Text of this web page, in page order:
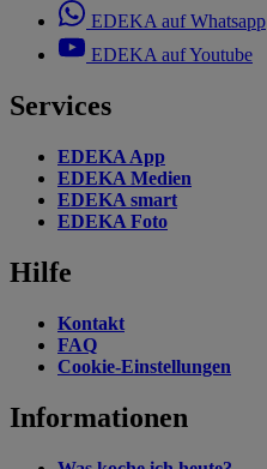
EDEKA auf Whatsapp
EDEKA auf Youtube
Services
EDEKA App
EDEKA Medien
EDEKA smart
EDEKA Foto
Hilfe
Kontakt
FAQ
Cookie-Einstellungen
Informationen